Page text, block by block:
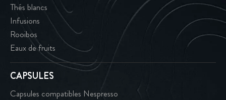
Thés blancs
Infusions
Rooibos
Eaux de fruits
CAPSULES
Capsules compatibles Nespresso